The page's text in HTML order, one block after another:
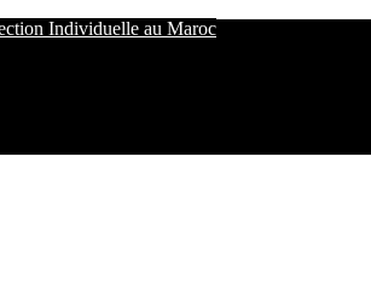
Individuelle au Maroc